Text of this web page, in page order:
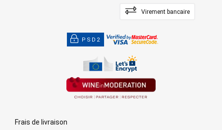
Virement bancaire
PSD2
Frais de livraison